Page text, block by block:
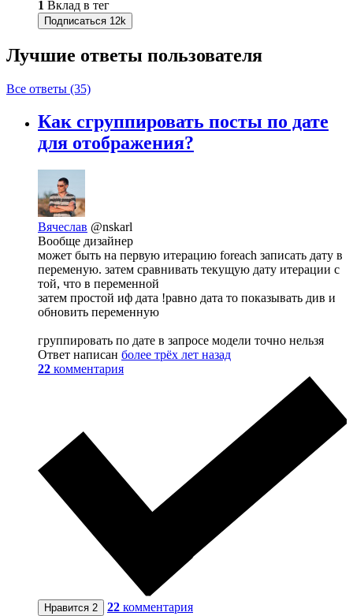
1 Вклад в тег
Подписаться 12k
Лучшие ответы пользователя
Все ответы (35)
Как сгруппировать посты по дате
для отображения?
Вячеслав @nskarl
Вообще дизайнер
может быть на первую итерацию foreach записать дату в
переменую. затем сравнивать текущую дату итерации с
той, что в переменной
затем простой иф дата !равно дата то показывать див и
обновить переменную
группировать по дате в запросе модели точно нельзя
Ответ написан более трёх лет назад
22 комментария
Нравится 2 22 комментария